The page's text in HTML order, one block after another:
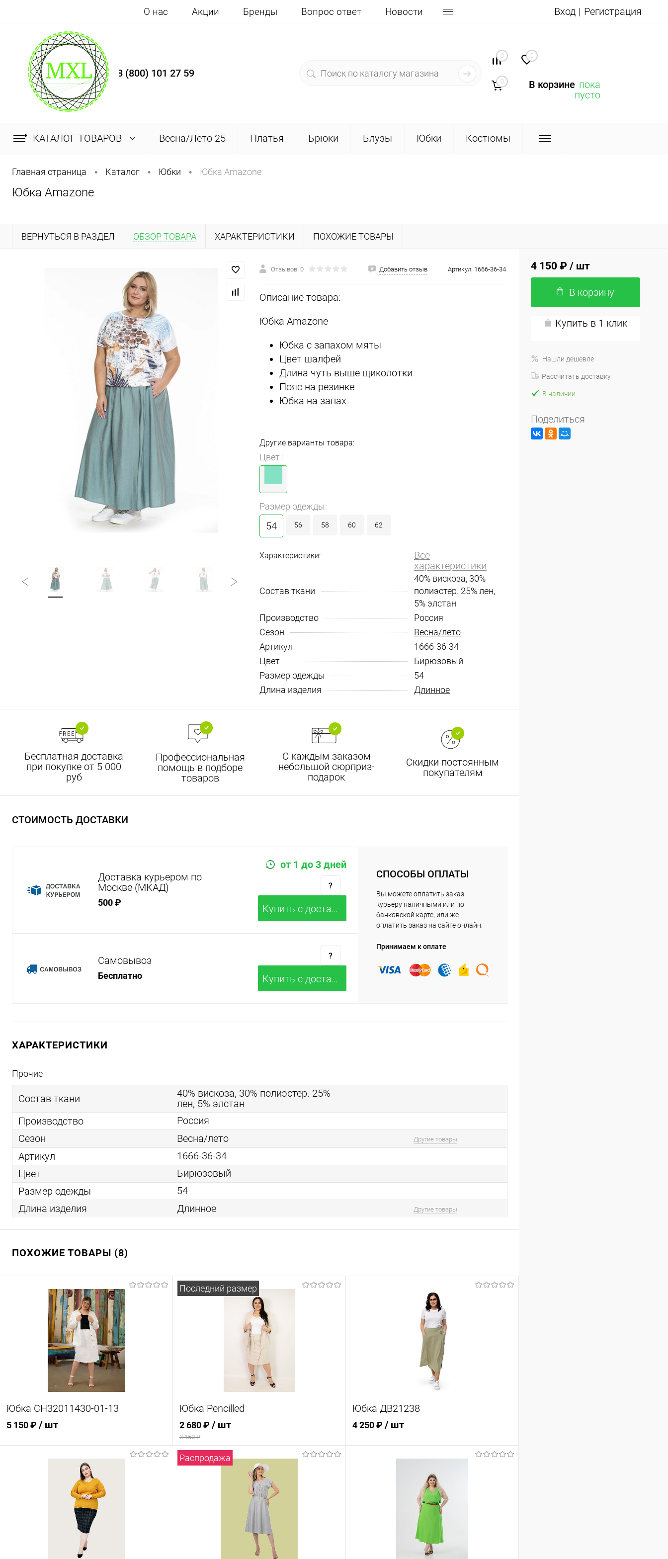
О нас Акции Бренды Вопрос ответ Новости Вход Регистрация
8 (800) 101 27 59
0 0
0 В корзине пока
пусто
КАТАЛОГ ТОВАРОВ Весна/Лето 25 Платья Брюки Блузы Юбки Костюмы
Главная страница • Каталог • Юбки • Юбка Amazone
Юбка Amazone
ВЕРНУТЬСЯ В РАЗДЕЛ ОБЗОР ТОВАРА ХАРАКТЕРИСТИКИ ПОХОЖИЕ ТОВАРЫ
Отзывов: 0 Добавить отзыв Артикул: 1666-36-34
Описание товара:
Юбка Amazone
Юбка с запахом мяты
Цвет шалфей
Длина чуть выше щиколотки
Пояс на резинке
Юбка на запах
Другие варианты товара:
Цвет :
Размер одежды:
54 56 58 60 62
Характеристики:
Все
характеристики
Состав ткани
40% вискоза, 30%
полиэстер. 25% лен,
5% элстан
Производство
Россия
Сезон
Весна/лето
Артикул
1666-36-34
Цвет
Бирюзовый
Размер одежды
54
Длина изделия
Длинное
Бесплатная доставка
при покупке от 5 000
руб
Профессиональная
помощь в подборе
товаров
С каждым заказом
небольшой сюрприз-
подарок
Скидки постоянным
покупателям
СТОИМОСТЬ ДОСТАВКИ
Доставка курьером по
Москве (МКАД)
500 ₽
от 1 до 3 дней
Купить c доставкой
Самовывоз
Бесплатно Купить c доставкой
СПОСОБЫ ОПЛАТЫ
Вы можете оплатить заказ
курьеру наличными или по
банковской карте, или же
оплатить заказ на сайте онлайн.
Принимаем к оплате
ХАРАКТЕРИСТИКИ
Прочие
Состав ткани
40% вискоза, 30% полиэстер. 25%
лен, 5% элстан
Производство
Россия
Сезон
Весна/лето Другие товары
Артикул
1666-36-34
Цвет
Бирюзовый
Размер одежды
54
Длина изделия
Длинное Другие товары
ПОХОЖИЕ ТОВАРЫ (8)
Юбка СН32011430-01-13
5 150 ₽ / шт
В корзину
Купить в 1 клик
Сравнение
Последний размер
Юбка Pencilled
2 680 ₽ / шт
3 150 ₽
В корзину
Сравнение
Юбка ДВ21238
4 250 ₽ / шт
Распродажа
4 150 ₽ / шт
В корзину
Купить в 1 клик
Нашли дешевле
Рассчитать доставку
В наличии
Поделиться